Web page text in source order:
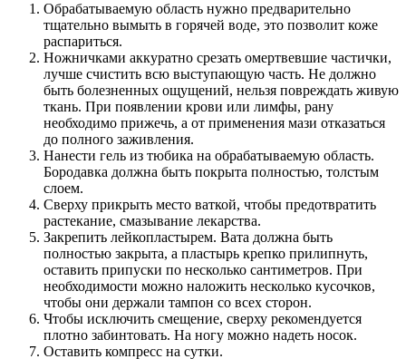
Обрабатываемую область нужно предварительно
тщательно вымыть в горячей воде, это позволит коже
распариться.
Ножничками аккуратно срезать омертвевшие частички,
лучше счистить всю выступающую часть. Не должно
быть болезненных ощущений, нельзя повреждать живую
ткань. При появлении крови или лимфы, рану
необходимо прижечь, а от применения мази отказаться
до полного заживления.
Нанести гель из тюбика на обрабатываемую область.
Бородавка должна быть покрыта полностью, толстым
слоем.
Сверху прикрыть место ваткой, чтобы предотвратить
растекание, смазывание лекарства.
Закрепить лейкопластырем. Вата должна быть
полностью закрыта, а пластырь крепко прилипнуть,
оставить припуски по несколько сантиметров. При
необходимости можно наложить несколько кусочков,
чтобы они держали тампон со всех сторон.
Чтобы исключить смещение, сверху рекомендуется
плотно забинтовать. На ногу можно надеть носок.
Оставить компресс на сутки.